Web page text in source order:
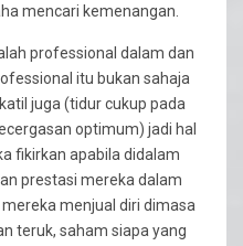
mencari kemenangan.
professional dalam dan
itu bukan sahaja
juga (tidur cukup pada
optimum) jadi hal
fikirkan apabila didalam
prestasi mereka dalam
menjual diri dimasa
teruk, saham siapa yang